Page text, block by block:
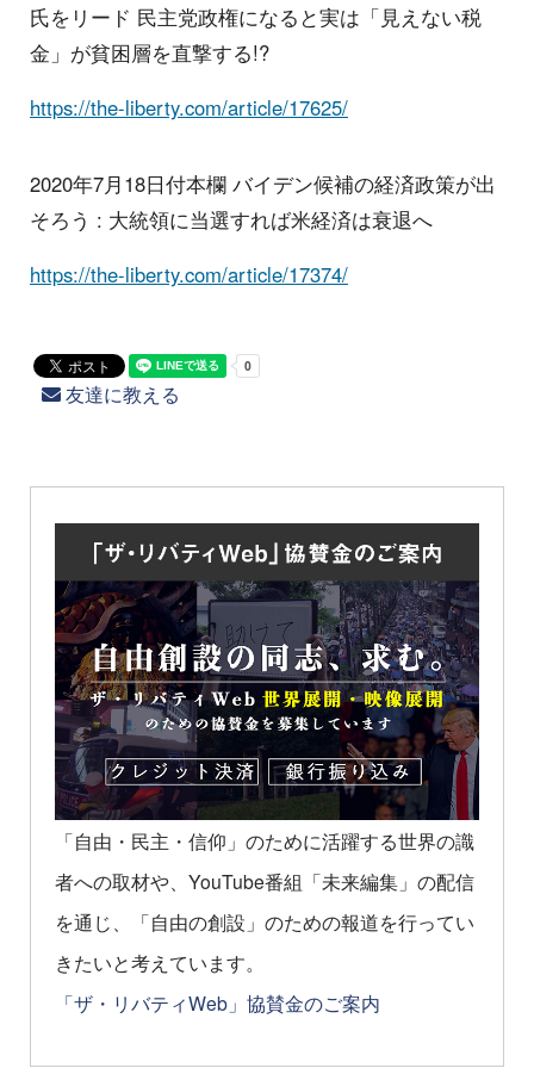
氏をリード 民主党政権になると実は「見えない税
金」が貧困層を直撃する!?
https://the-liberty.com/article/17625/
2020年7月18日付本欄 バイデン候補の経済政策が出
そろう : 大統領に当選すれば米経済は衰退へ
https://the-liberty.com/article/17374/
友達に教える
「自由・民主・信仰」のために活躍する世界の識
者への取材や、YouTube番組「未来編集」の配信
を通じ、「自由の創設」のための報道を行ってい
きたいと考えています。
「ザ・リバティWeb」協賛金のご案内